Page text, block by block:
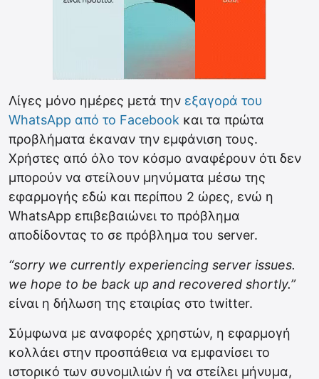
Λίγες μόνο ημέρες μετά την εξαγορά του
WhatsApp από το Facebook και τα πρώτα
προβλήματα έκαναν την εμφάνιση τους.
Χρήστες από όλο τον κόσμο αναφέρουν ότι δεν
μπορούν να στείλουν μηνύματα μέσω της
εφαρμογής εδώ και περίπου 2 ώρες, ενώ η
WhatsApp επιβεβαιώνει το πρόβλημα
αποδίδοντας το σε πρόβλημα του server.
“sorry we currently experiencing server issues.
we hope to be back up and recovered shortly.”
είναι η δήλωση της εταιρίας στο twitter.
Σύμφωνα με αναφορές χρηστών, η εφαρμογή
κολλάει στην προσπάθεια να εμφανίσει το
ιστορικό των συνομιλιών ή να στείλει μήνυμα,